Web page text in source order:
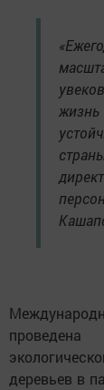
деревьев в